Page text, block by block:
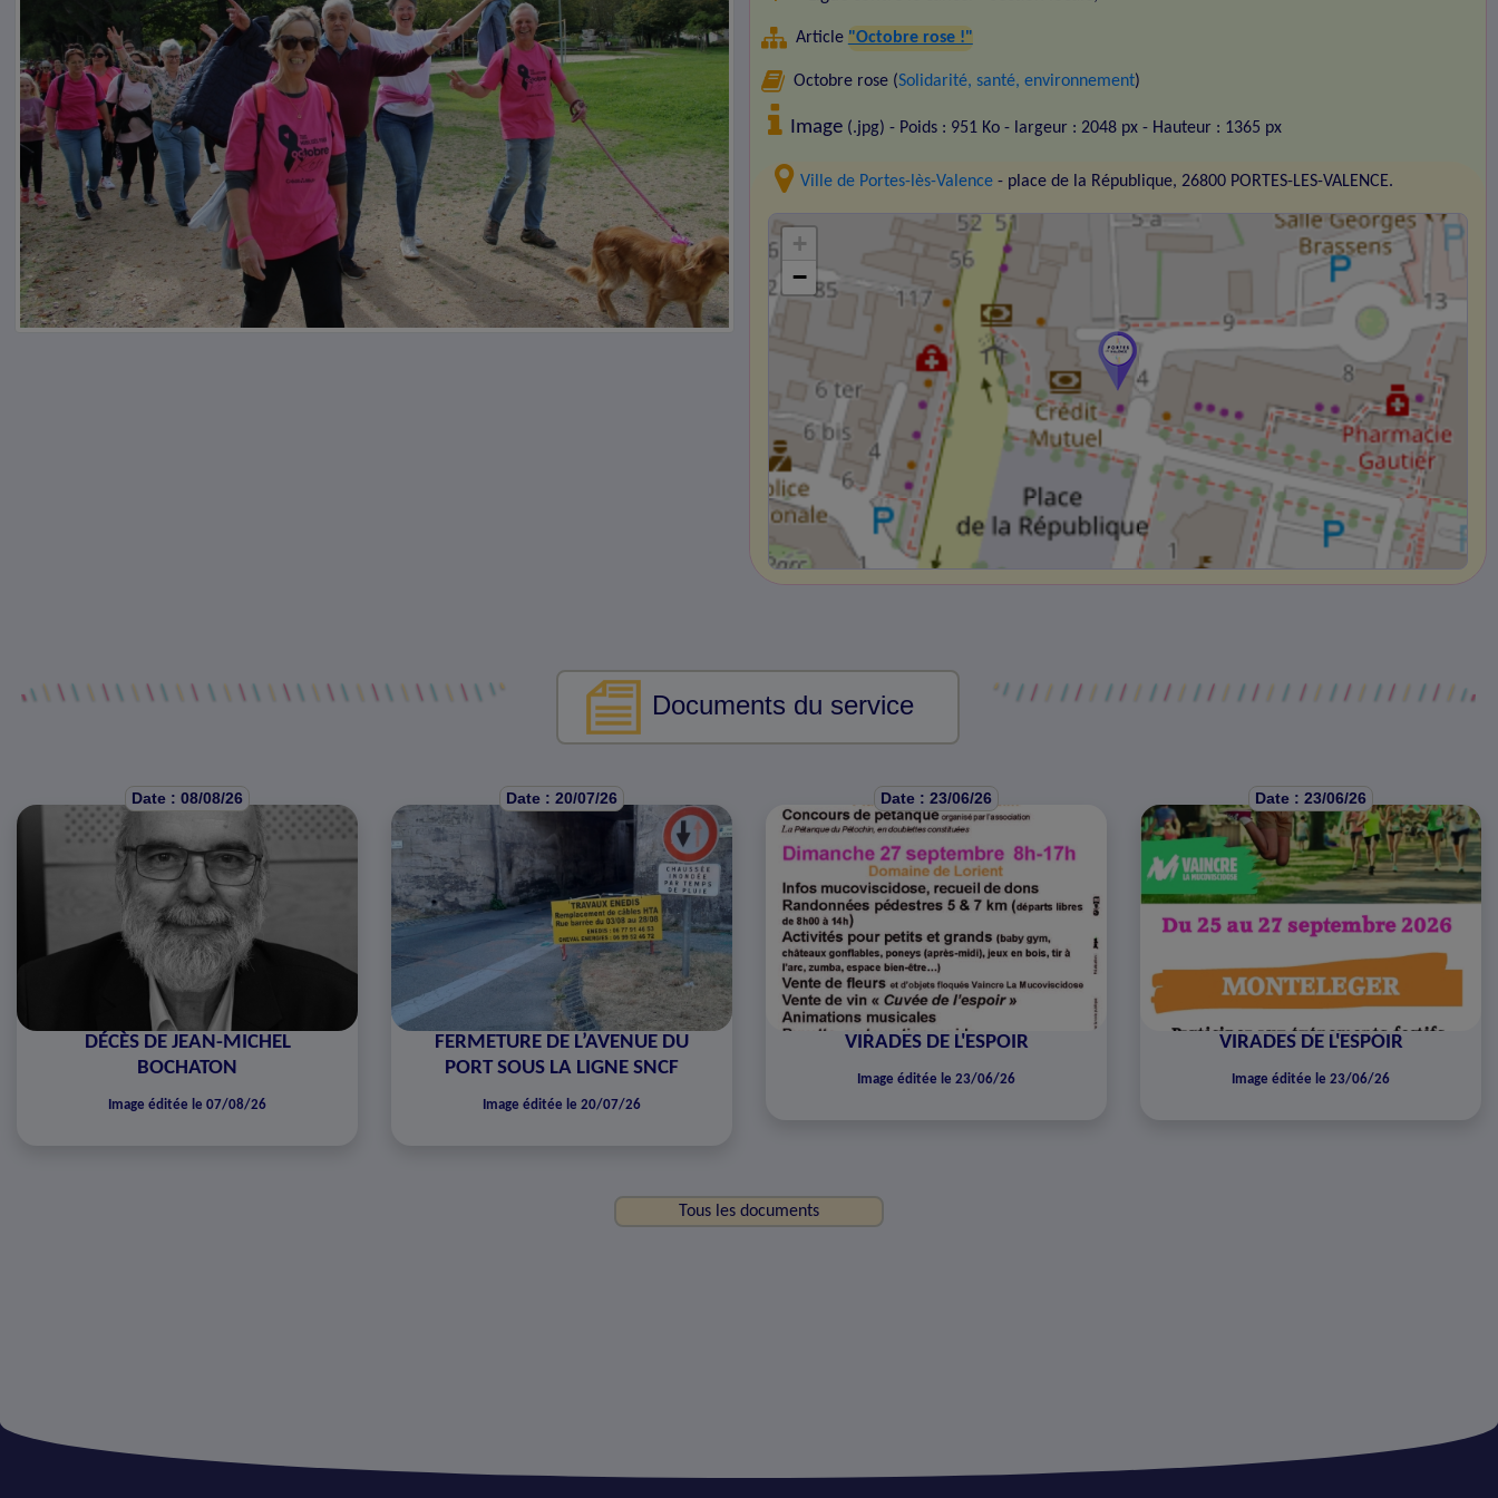
Article "Octobre rose !"
Octobre rose (Solidarité, santé, environnement)
Image (.jpg) - Poids : 951 Ko - largeur : 2048 px - Hauteur : 1365 px
Ville de Portes-lès-Valence - place de la République, 26800 PORTES-LES-VALENCE.
+
−
Documents du service
Date : 08/08/26
DÉCÈS DE JEAN-MICHEL
BOCHATON
Image éditée le 07/08/26
Date : 20/07/26
FERMETURE DE L’AVENUE DU
PORT SOUS LA LIGNE SNCF
Image éditée le 20/07/26
Date : 23/06/26
VIRADES DE L'ESPOIR
Image éditée le 23/06/26
Date : 23/06/26
VIRADES DE L'ESPOIR
Image éditée le 23/06/26
Tous les documents